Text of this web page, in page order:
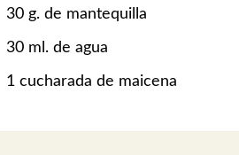
30 g. de mantequilla
30 ml. de agua
1 cucharada de maicena